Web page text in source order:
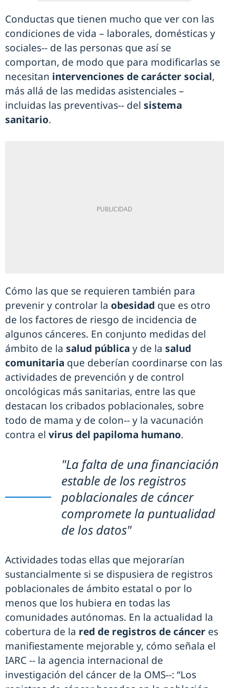
Conductas que tienen mucho que ver con las
condiciones de vida – laborales, domésticas y
sociales-- de las personas que así se
comportan, de modo que para modificarlas se
necesitan intervenciones de carácter social,
más allá de las medidas asistenciales –
incluidas las preventivas-- del sistema
sanitario.
Cómo las que se requieren también para
prevenir y controlar la obesidad que es otro
de los factores de riesgo de incidencia de
algunos cánceres. En conjunto medidas del
ámbito de la salud pública y de la salud
comunitaria que deberían coordinarse con las
actividades de prevención y de control
oncológicas más sanitarias, entre las que
destacan los cribados poblacionales, sobre
todo de mama y de colon-- y la vacunación
contra el virus del papiloma humano.
"La falta de una financiación
estable de los registros
poblacionales de cáncer
compromete la puntualidad
de los datos"
Actividades todas ellas que mejorarían
sustancialmente si se dispusiera de registros
poblacionales de ámbito estatal o por lo
menos que los hubiera en todas las
comunidades autónomas. En la actualidad la
cobertura de la red de registros de cáncer es
manifiestamente mejorable y, cómo señala el
IARC -- la agencia internacional de
investigación del cáncer de la OMS--: “Los